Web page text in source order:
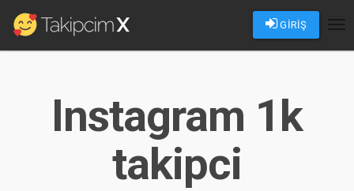
GİRİŞ
Instagram 1k
takipci